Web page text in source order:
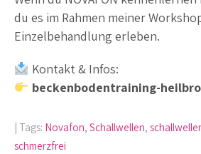
du es im Rahmen meiner
Einzelbehandlung erleben.
Kontakt & Infos:
beckenbodentraining-
| Tags: Novafon, Schallwellen,
schmerzfrei